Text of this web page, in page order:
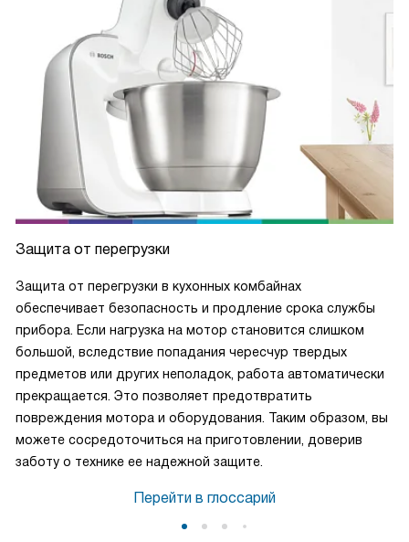
Защита от перегрузки
Защита от перегрузки в кухонных комбайнах
обеспечивает безопасность и продление срока службы
прибора. Если нагрузка на мотор становится слишком
большой, вследствие попадания чересчур твердых
предметов или других неполадок, работа автоматически
прекращается. Это позволяет предотвратить
повреждения мотора и оборудования. Таким образом, вы
можете сосредоточиться на приготовлении, доверив
заботу о технике ее надежной защите.
Перейти в глоссарий